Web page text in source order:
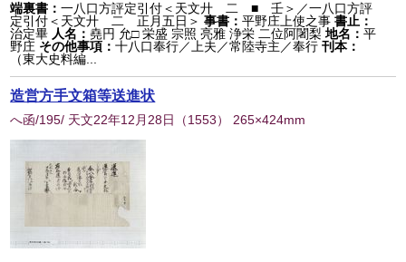
端裏書：一八口方評定引付＜天文廾 二 ■ 壬＞／一八口方評
定引付＜天文廾 二 正月五日＞ 事書：平野庄上使之事書止：
治定畢 人名：堯円 允□ 栄盛 宗照 亮雅 浄栄 二位阿闍梨 地名：平
野庄 その他事項：十八口奉行／上夫／常陸寺主／奉行刊本：
（東大史料編...
造営方手文箱等送進状
へ函/195/ 天文22年12月28日 （1553） 265×424mm